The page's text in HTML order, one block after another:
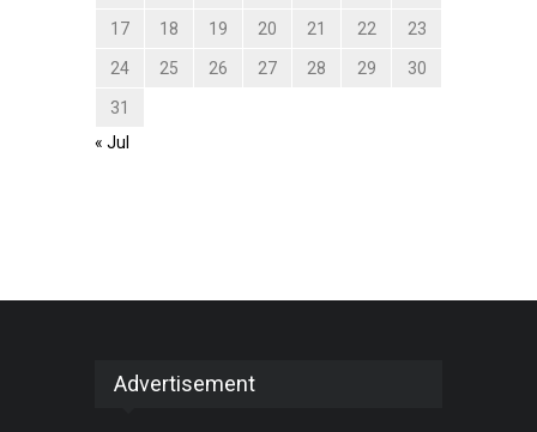
17 18 19 20 21 22 23
24 25 26 27 28 29 30
31
« Jul
Advertisement